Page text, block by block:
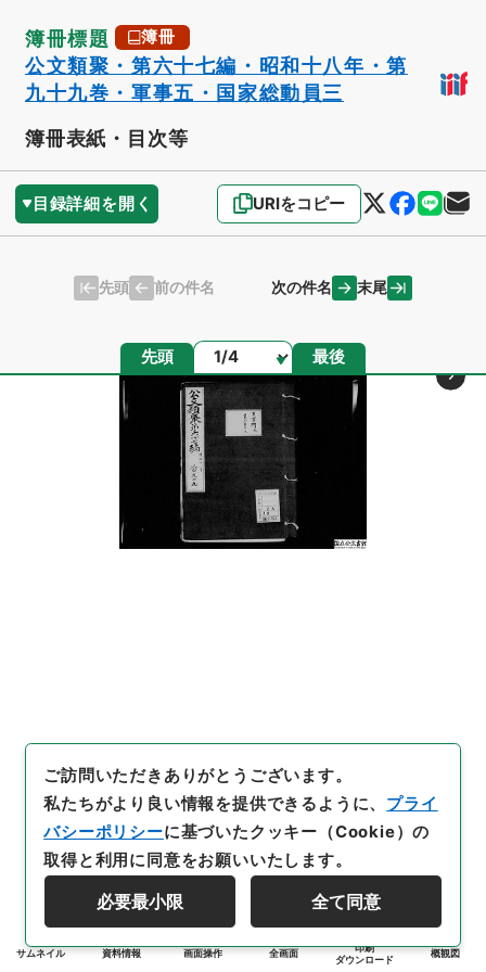
簿冊標題 簿冊
公文類聚・第六十七編・昭和十八年・第
九十九巻・軍事五・国家総動員三
簿冊表紙・目次等
目録詳細を開く URIをコピー
先頭 前の件名 次の件名 末尾
先頭 ページ 最後
サムネイル 資料情報 画面操作 全画面
印刷
ダウンロード
概観図
ご訪問いただきありがとうございます。
私たちがより良い情報を提供できるように、 プライ
バシーポリシーに基づいたクッキー（Cookie）の
取得と利用に同意をお願いいたします。
必要最小限 全て同意